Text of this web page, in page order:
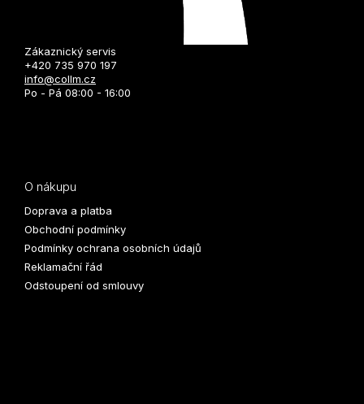
Zákaznický servis
+420 735 970 197
info@collm.cz
Po - Pá 08:00 - 16:00
O nákupu
Doprava a platba
Obchodní podmínky
Podmínky ochrana osobních údajů
Reklamační řád
Odstoupení od smlouvy